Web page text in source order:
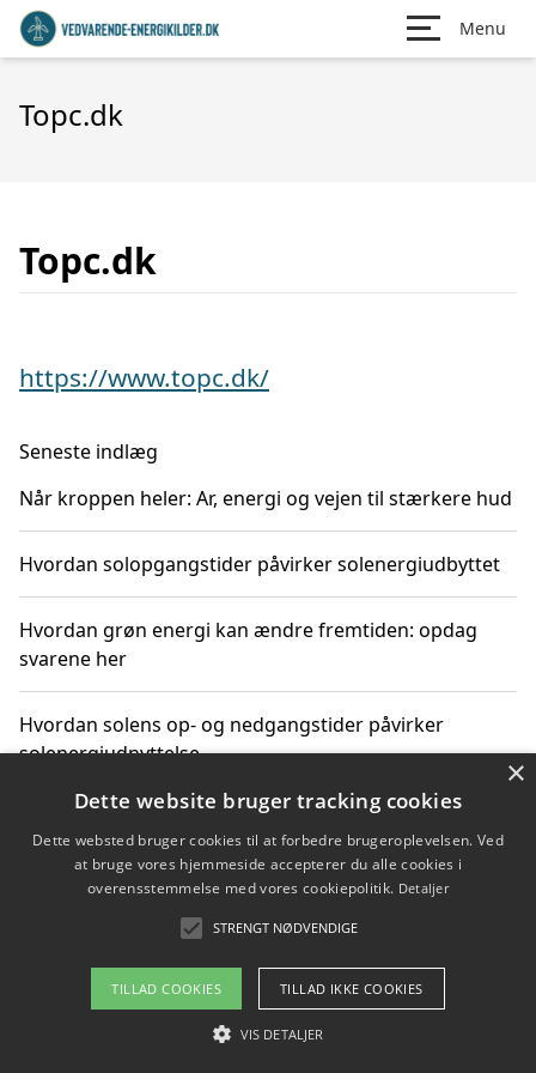
Menu
Topc.dk
Topc.dk
https://www.topc.dk/
Seneste indlæg
Når kroppen heler: Ar, energi og vejen til stærkere hud
Hvordan solopgangstider påvirker solenergiudbyttet
Hvordan grøn energi kan ændre fremtiden: opdag
svarene her
Hvordan solens op- og nedgangstider påvirker
solenergiudnyttelse
Hvordan du får svar på energispørgsmål om
vedvarende energikilder
Om / kontakt
Blog Betingelser
×
Dette website bruger tracking cookies
Dette websted bruger cookies til at forbedre brugeroplevelsen. Ved
at bruge vores hjemmeside accepterer du alle cookies i
overensstemmelse med vores cookiepolitik. Detaljer
STRENGT NØDVENDIGE
TILLAD COOKIES TILLAD IKKE COOKIES
VIS DETALJER